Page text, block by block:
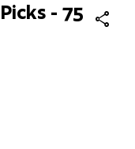
- 75 share